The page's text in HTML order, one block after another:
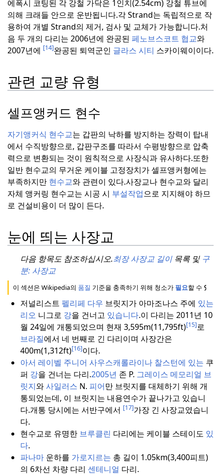
에폭시 코팅된 각 강철 가닥은 1인치(2.54cm) 강철 튜브에
의해 크래들 안으로 운반됩니다.각 Strand는 독립적으로 작
용하여 개별 Strand의 제거, 검사 및 교체가 가능합니다.처
음 두 개의 다리는 2006년에 완공된 페노브스코트 협교와
2007년에 [14]완공된 퇴역군인 글라스 시티 스카이웨이이다.
관련 교량 유형
셀프앵커드 현수
자기앵커식 현수교는 갑판의 낙하를 방지하는 장력이 탑내
에서 수직방향으로, 갑판구조를 따라서 수평방향으로 압축
력으로 변환되는 것이 원칙적으로 사장식과 유사하다.또한
일반 현수교의 무거운 케이블 고정장치가 셀프앵커형에는
부족하지만 현수교와 관련이 있다.사장교나 현수교와 달리
자체 앵커링 현수교는 시공 시 부설작업으로 지지해야 하므
로 건설비용이 더 많이 든다.
눈에 띄는 사장교
다음 항목도 참조하십시오.최장 사장교 길이목록 및 구
분: 사장교
이 섹션은 Wikipedia의 품질 기준을 충족하기 위해 청소가 필요할 수 있습
저널리스트 펠리페 다우 브릿지가 아마조나스 주에 있는
리오 니그로 강을 건너고 있습니다.이 다리는 2011년 10
월 24일에 개통되었으며 현재 3,595m(11,795ft)[15]로
브라질에서 네 번째로 긴 다리이며 사장간은
400m(1,312ft)[16]이다.
아서 레이벨 주니어 사우스캐롤라이나 찰스턴에 있는 쿠
퍼 강을 건너는 다리.2005년 존 P. 그레이스 메모리얼 브
릿지와사일러스 N. 피어만 브릿지를 대체하기 위해 개
통되었는데, 이 브릿지는 내용연수가 끝나가고 있습니
다.개통 당시에는 서반구에서 [17]가장 긴 사장교였습니
다.
현수교로 유명한 브루클린 다리에는 케이블 스테이도 있
다.
파나마운하를 가로지르는 총 길이 1.05km(3,400피트)
의 6차선 차량 다리 센테니얼 다리.